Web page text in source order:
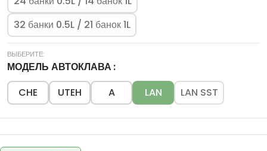
32 банки 0.5L / 21 банок 1L
МОДЕЛЬ АВТОКЛАВА
CHE
UTEH A LAN LAN SST